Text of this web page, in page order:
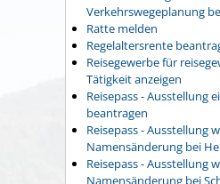
Verkehrswegeplanung
Ratte melden
Regelaltersrente
Reisegewerbe für
Tätigkeit anzeigen
Reisepass - Ausstellung
beantragen
Reisepass - Ausstellung
Namensänderung bei
Reisepass - Ausstellung
Namensänderung bei